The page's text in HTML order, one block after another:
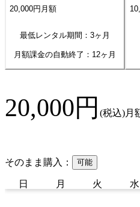
20,000円 月額
最低レンタル期間：3ヶ月
月額課金の自動終了： 12ヶ月
20,000円 (税込)月
そのまま購入： 可能
日 月 火 水